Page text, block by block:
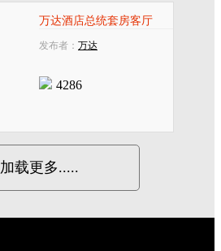
万达酒店总统套房客厅
发布者： 万达
4286
加载更多.....